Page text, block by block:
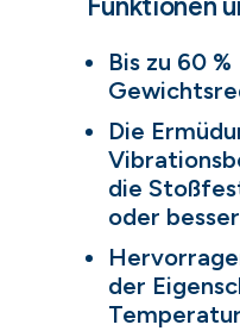
Bis zu 60 %
Die
die
oder
der